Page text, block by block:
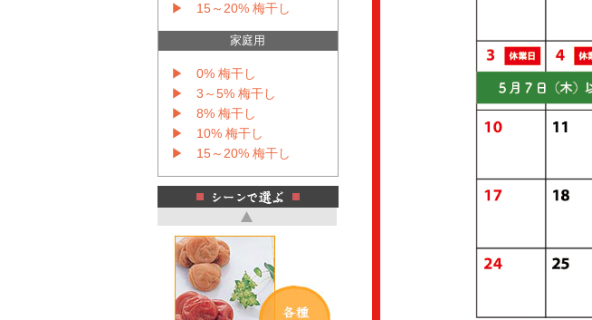
▶ 15～20% 梅干し
家庭用
▶ 0% 梅干し
▶ 3～5% 梅干し
▶ 8% 梅干し
▶ 10% 梅干し
▶ 15～20% 梅干し